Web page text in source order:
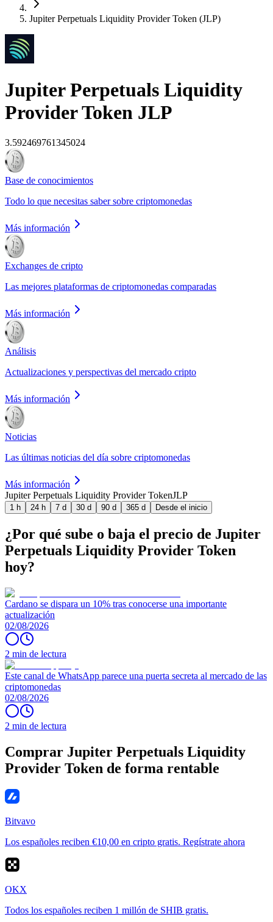
Jupiter Perpetuals Liquidity Provider Token (JLP)
Jupiter Perpetuals Liquidity
Provider Token JLP
3.592469761345024
Base de conocimientos
Todo lo que necesitas saber sobre criptomonedas
Más información
Exchanges de cripto
Las mejores plataformas de criptomonedas comparadas
Más información
Análisis
Actualizaciones y perspectivas del mercado cripto
Más información
Noticias
Las últimas noticias del día sobre criptomonedas
Más información
Jupiter Perpetuals Liquidity Provider TokenJLP
1 h 24 h 7 d 30 d 90 d 365 d Desde el inicio
¿Por qué sube o baja el precio de Jupiter
Perpetuals Liquidity Provider Token
hoy?
Cardano se dispara un 10% tras conocerse una importante
actualización
02/08/2026
2 min de lectura
Este canal de WhatsApp parece una puerta secreta al mercado de las
criptomonedas
02/08/2026
2 min de lectura
Comprar Jupiter Perpetuals Liquidity
Provider Token de forma rentable
Bitvavo
Los españoles reciben €10,00 en cripto gratis. Regístrate ahora
OKX
Todos los españoles reciben 1 millón de SHIB gratis.